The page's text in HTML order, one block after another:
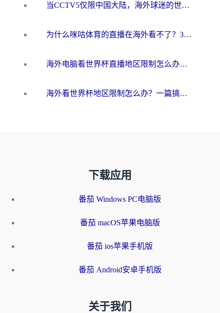
当CCTV5仅限中国大陆，海外球迷的世界杯狂欢如何继续？
为什么咪咕体育的直播在海外看不了？3步解决海外看世界杯+抖音地区限制难题
海外电脑看世界杯直播地区限制怎么办？你需要一个聪明的加速器
海外看世界杯地区限制怎么办？一篇搞定咪咕视频播放+国内资源无缝访问指南
下载应用
番茄 Windows PC电脑版
番茄 macOS苹果电脑版
番茄 ios苹果手机版
番茄 Android安卓手机版
关于我们